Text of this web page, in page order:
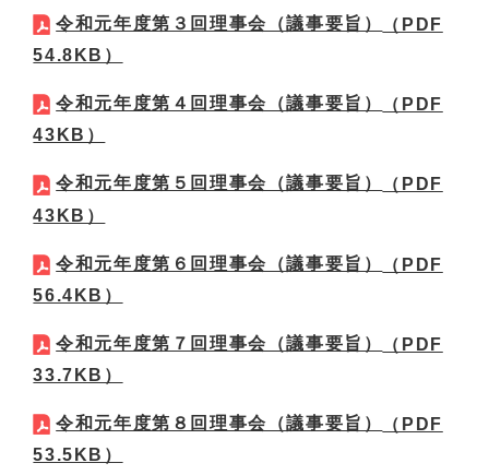
令和元年度第３回理事会（議事要旨）
（PDF
54.8KB）
令和元年度第４回理事会（議事要旨）
（PDF
43KB）
令和元年度第５回理事会（議事要旨）
（PDF
43KB）
令和元年度第６回理事会（議事要旨）
（PDF
56.4KB）
令和元年度第７回理事会（議事要旨）
（PDF
33.7KB）
令和元年度第８回理事会（議事要旨）
（PDF
53.5KB）